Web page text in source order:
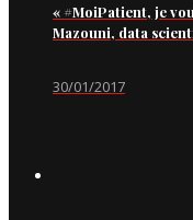
« #MoiPatient, je
Mazouni, data
30/01/2017